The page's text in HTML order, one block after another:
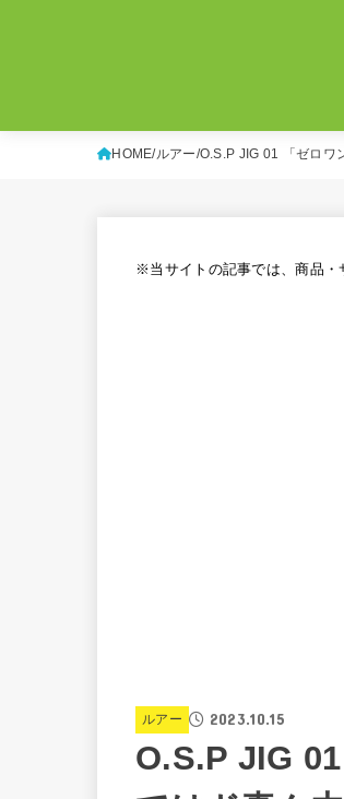
HOME ルアー O.S.P JIG 01 「ゼロワ
※当サイトの記事では、商品・
ルアー 2023.10.15
O.S.P JIG